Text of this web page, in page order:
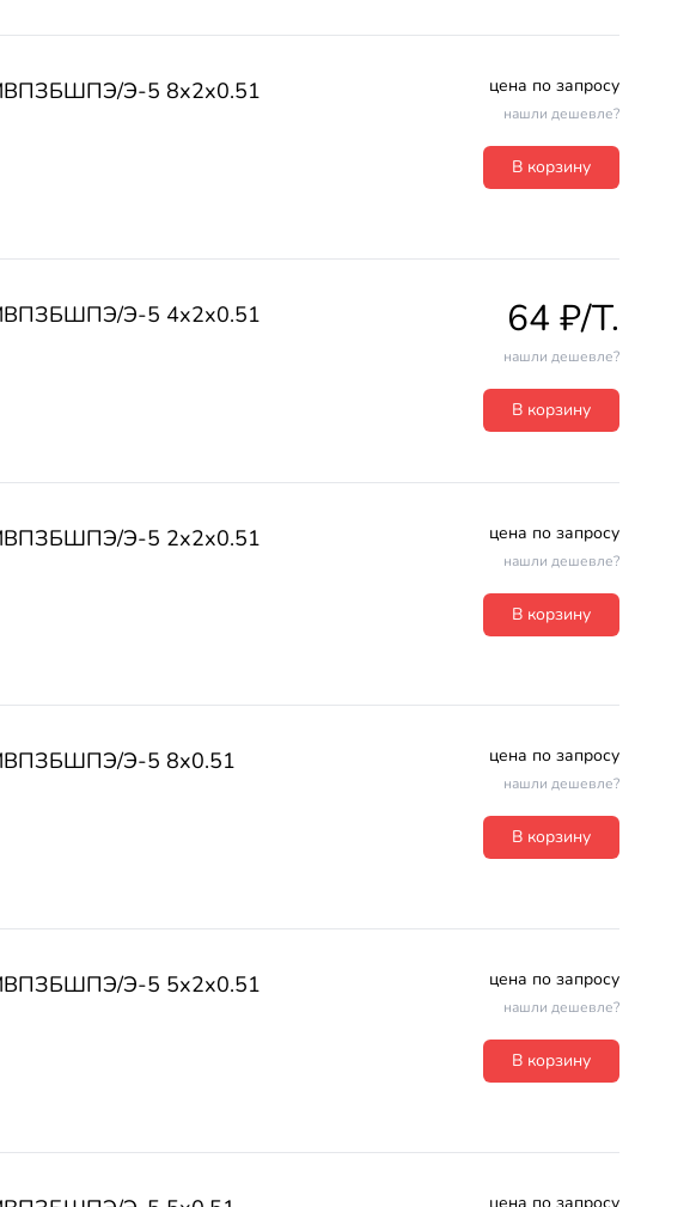
Э-5 8х2х0.51 цена по запросу
нашли дешевле?
В корзину
Э-5 4х2х0.51 64 ₽/T.
нашли дешевле?
В корзину
Э-5 2х2х0.51 цена по запросу
нашли дешевле?
В корзину
Э-5 8х0.51 цена по запросу
нашли дешевле?
В корзину
Э-5 5х2х0.51 цена по запросу
нашли дешевле?
В корзину